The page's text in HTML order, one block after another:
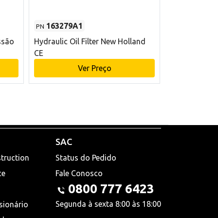
PN 163279A1
Hydraulic Oil Filter New Holland
CE
Ver Preço
SAC
Status do Pedido
Fale Conosco
0800 777 6423
Segunda à sexta 8:00 às 18:00